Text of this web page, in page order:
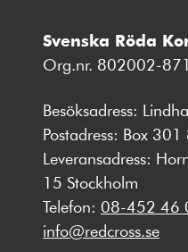
Svenska Röda
Org.nr. 802002-
Besöksadress:
Postadress: Box
Leveransadress:
15 Stockholm
Telefon: 08-452 46
info@redcross.se